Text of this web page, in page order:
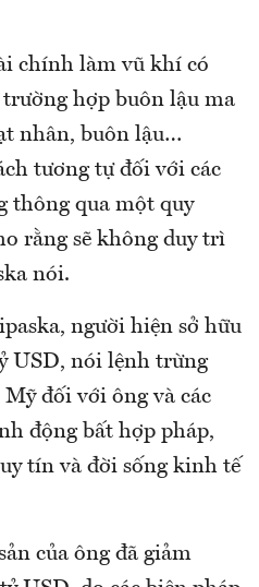
chính làm vũ khí có
hợp buôn lậu ma
nhân, buôn lậu…
tương tự đối với các
thông qua một quy
rằng sẽ không duy trì
nói.
người hiện sở hữu
USD, nói lệnh trừng
đối với ông và các
động bất hợp pháp,
tín và đời sống kinh tế
của ông đã giảm